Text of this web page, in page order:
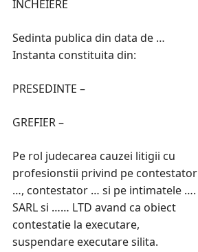
INCHEIERE
Sedinta publica din data de …
Instanta constituita din:
PRESEDINTE –
GREFIER –
Pe rol judecarea cauzei litigii cu
profesionstii privind pe contestator
…, contestator … si pe intimatele ….
SARL si …… LTD avand ca obiect
contestatie la executare,
suspendare executare silita.